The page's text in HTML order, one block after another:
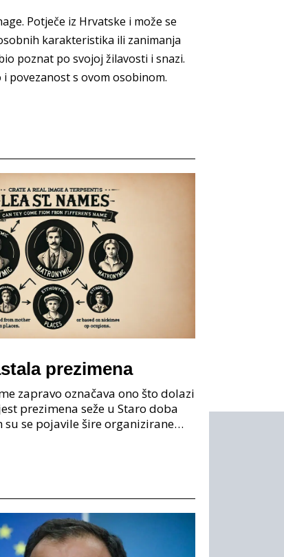
Potječe iz Hrvatske i može se
karakteristika ili zanimanja
poznat po svojoj žilavosti i snazi.
povezanost s ovom osobinom.
prezimena
zapravo označava ono što dolazi
prezimena seže u Staro doba
su se pojavile šire organizirane